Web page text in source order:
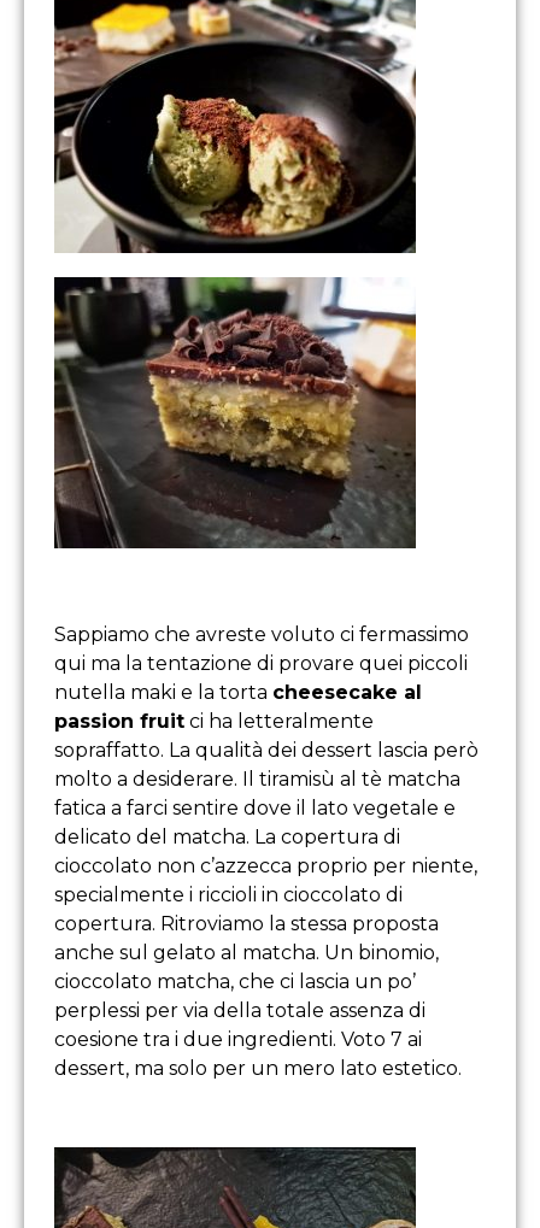
Sappiamo che avreste voluto ci fermassimo
qui ma la tentazione di provare quei piccoli
nutella maki e la torta cheesecake al
passion fruit ci ha letteralmente
sopraffatto. La qualità dei dessert lascia però
molto a desiderare. Il tiramisù al tè matcha
fatica a farci sentire dove il lato vegetale e
delicato del matcha. La copertura di
cioccolato non c’azzecca proprio per niente,
specialmente i riccioli in cioccolato di
copertura. Ritroviamo la stessa proposta
anche sul gelato al matcha. Un binomio,
cioccolato matcha, che ci lascia un po’
perplessi per via della totale assenza di
coesione tra i due ingredienti. Voto 7 ai
dessert, ma solo per un mero lato estetico.